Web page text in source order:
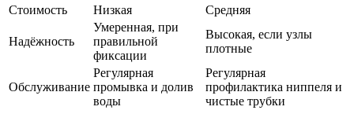
Стоимость
Низкая Средняя
Надёжность
Умеренная, при
правильной
фиксации
Высокая, если узлы
плотные
Обслуживание
Регулярная
промывка и долив
воды
Регулярная
профилактика ниппеля и
чистые трубки